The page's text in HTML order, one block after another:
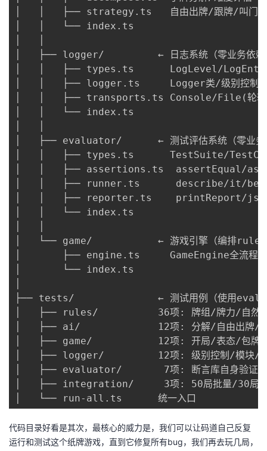
│   │   ├── strategy.ts   自由出牌/跟牌/叫门/
│   │   └── index.ts
│   ├── logger/         ← 日志系统（零业务依赖
│   │   ├── types.ts      LogLevel/
│   │   ├── logger.ts     Logger类/级别控
│   │   ├── transports.ts Console/File(轮转
│   │   └── index.ts
│   ├── evaluator/      ← 测试评估系统（零业务
│   │   ├── types.ts      TestSuite/
│   │   ├── assertions.ts  assertEqual/
│   │   ├── runner.ts      describe/it/
│   │   ├── reporter.ts    printReport/
│   │   └── index.ts
│   └── game/           ← 游戏引擎（编排
│       ├── engine.ts     GameEngine全流程(开
│       └── index.ts
├── tests/              ← 测试用例（使用
│   ├── rules/          36项: 牌组/牌力/自然序
│   ├── ai/             12项: 分解/自由出牌/跟
│   ├── game/           12项: 开局/表态/包牌/自
│   ├── logger/         12项: 级别控制/模块/
│   ├── evaluator/       7项: 断言库自身验证
│   ├── integration/     3项: 50局批量/30局零
│   └── run-all.ts      统一入口
代码目录好看是其次，最核心的威力是，我们可以让码道自己反复
运行和测试这个纸牌游戏，直到它修复所有bug，我们再去玩几局，